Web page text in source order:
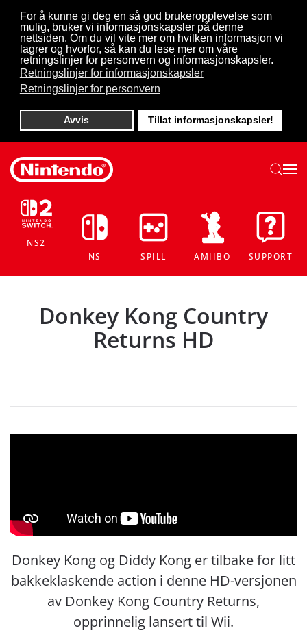
For å kunne gi deg en så god brukeropplevelse som
mulig, bruker vi informasjonskapsler på denne
nettsiden. Om du vil vite mer om hvilken informasjon vi
lagrer og hvorfor, så kan du lese mer om våre
retningslinjer for personvern og informasjonskapsler.
Retningslinjer for informasjonskapsler
Retningslinjer for personvern
Avvis Tillat informasjonskapsler!
Skip to main content
NS2
NS
SPILL AMIIBO SUPPORT
Donkey Kong Country
Returns HD
Donkey Kong og Diddy Kong er tilbake for litt
bakkeklaskende action i denne HD-versjonen
av Donkey Kong Country Returns,
opprinnelig lansert til Wii.